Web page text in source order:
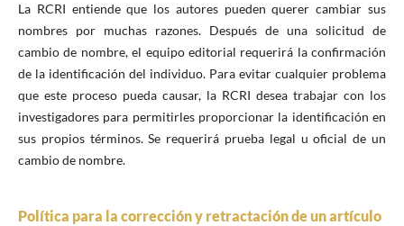
La RCRI entiende que los autores pueden querer cambiar sus
nombres por muchas razones. Después de una solicitud de
cambio de nombre, el equipo editorial requerirá la confirmación
de la identificación del individuo. Para evitar cualquier problema
que este proceso pueda causar, la RCRI desea trabajar con los
investigadores para permitirles proporcionar la identificación en
sus propios términos. Se requerirá prueba legal u oficial de un
cambio de nombre.
Política para la corrección y retractación de un artículo